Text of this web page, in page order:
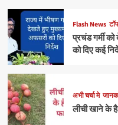
Flash News
प्रचंड गर्मी
को दिए कई
अभी चर्चा मे
लीची खाने के